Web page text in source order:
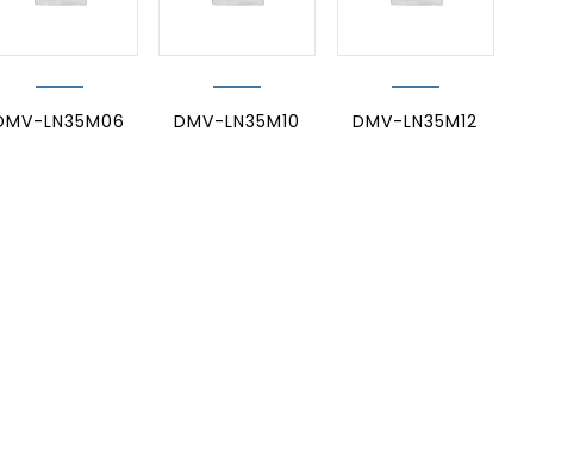
LN35M06 DMV-LN35M10 DMV-LN35M12